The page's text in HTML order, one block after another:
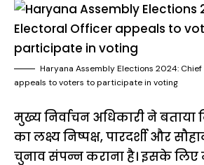
Haryana Assembly Elections 2024:
appeals to voters to participate in voting
मुख्य निर्वाचन अधिकारी ने
का लक्ष्य निष्पक्ष, पारदर्शी और
चुनाव संपन्न कराना है। इसके